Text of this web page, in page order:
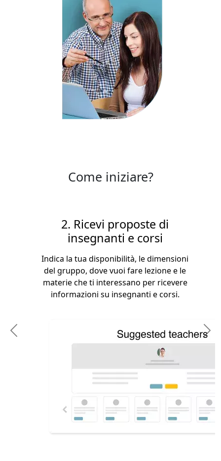
Come iniziare?
2. Ricevi proposte di
insegnanti e corsi
Indica la tua disponibilità, le dimensioni
del gruppo, dove vuoi fare lezione e le
materie che ti interessano per ricevere
informazioni su insegnanti e corsi.
Previous